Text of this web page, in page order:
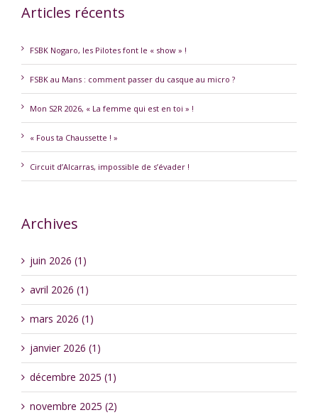
Articles récents
FSBK Nogaro, les Pilotes font le « show » !
FSBK au Mans : comment passer du casque au micro ?
Mon S2R 2026, « La femme qui est en toi » !
« Fous ta Chaussette ! »
Circuit d’Alcarras, impossible de s’évader !
Archives
juin 2026 (1)
avril 2026 (1)
mars 2026 (1)
janvier 2026 (1)
décembre 2025 (1)
novembre 2025 (2)